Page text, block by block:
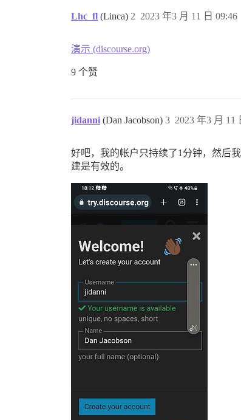
Lhc_fl (Linca) 2023 年3 月 11 日 09:46
2
演示 (discourse.org)
9 个赞
jidanni (Dan Jacobson) 2023 年3 月 11
3
好吧，我的帐户只持续了1分钟，然后
建是有效的。